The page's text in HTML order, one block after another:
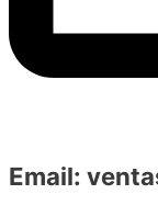
Email: